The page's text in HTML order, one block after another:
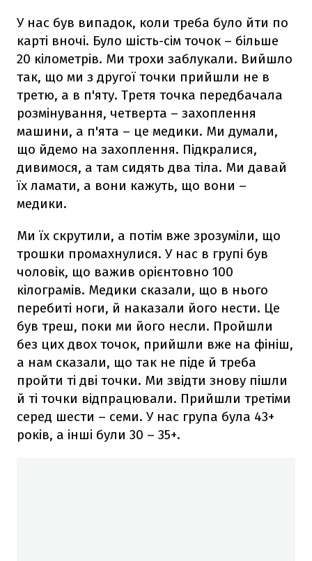
У нас був випадок, коли треба було йти по
карті вночі. Було шість-сім точок – більше
20 кілометрів. Ми трохи заблукали. Вийшло
так, що ми з другої точки прийшли не в
третю, а в п'яту. Третя точка передбачала
розмінування, четверта – захоплення
машини, а п'ята – це медики. Ми думали,
що йдемо на захоплення. Підкралися,
дивимося, а там сидять два тіла. Ми давай
їх ламати, а вони кажуть, що вони –
медики.
Ми їх скрутили, а потім вже зрозуміли, що
трошки промахнулися. У нас в групі був
чоловік, що важив орієнтовно 100
кілограмів. Медики сказали, що в нього
перебиті ноги, й наказали його нести. Це
був треш, поки ми його несли. Пройшли
без цих двох точок, прийшли вже на фініш,
а нам сказали, що так не піде й треба
пройти ті дві точки. Ми звідти знову пішли
й ті точки відпрацювали. Прийшли третіми
серед шести – семи. У нас група була 43+
років, а інші були 30 – 35+.